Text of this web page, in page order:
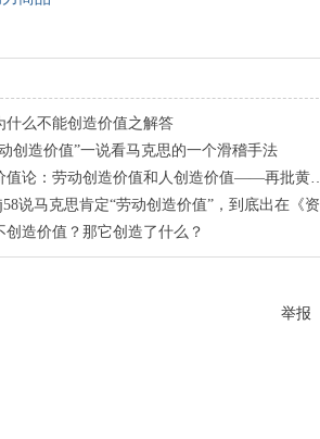
什么不能创造价值之解答
创造价值”一说看马克思的一个滑稽手法
论：劳动创造价值和人创造价值——再批黄焕金之流的庸俗化
马克思肯定“劳动创造价值”，到底出在《资本论》哪一卷哪一章哪一页？
创造价值？那它创造了什么？
举报